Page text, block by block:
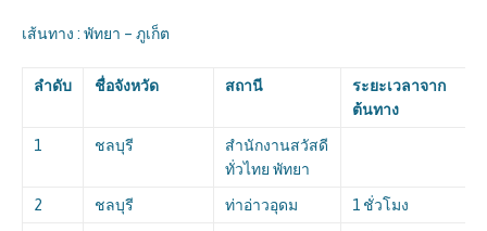
เส้นทาง : พัทยา – ภูเก็ต
ลำดับ ชื่อจังหวัด สถานี
ระยะเวลาจาก
ต้นทาง
1 ชลบุรี
สำนักงานสวัสดี
ทั่วไทย พัทยา
2 ชลบุรี ท่าอ่าวอุดม 1 ชั่วโมง